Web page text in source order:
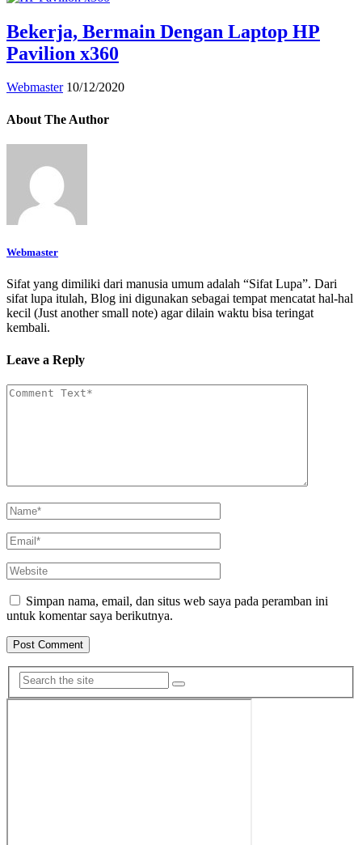
Bekerja, Bermain Dengan Laptop HP
Pavilion x360
Webmaster 10/12/2020
About The Author
Webmaster
Sifat yang dimiliki dari manusia umum adalah “Sifat Lupa”. Dari
sifat lupa itulah, Blog ini digunakan sebagai tempat mencatat hal-hal
kecil (Just another small note) agar dilain waktu bisa teringat
kembali.
Leave a Reply
Simpan nama, email, dan situs web saya pada peramban ini
untuk komentar saya berikutnya.